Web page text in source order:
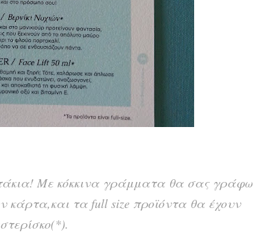
Με κόκκινα γράμματα θα σας γράφω
κάρτα,και τα full size προϊόντα θα έχουν